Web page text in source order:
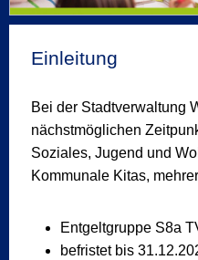
Einleitung
Bei der Stadtverwaltung
nächstmöglichen
Soziales, Jugend und
Kommunale Kitas,
Entgeltgruppe S8a
befristet bis